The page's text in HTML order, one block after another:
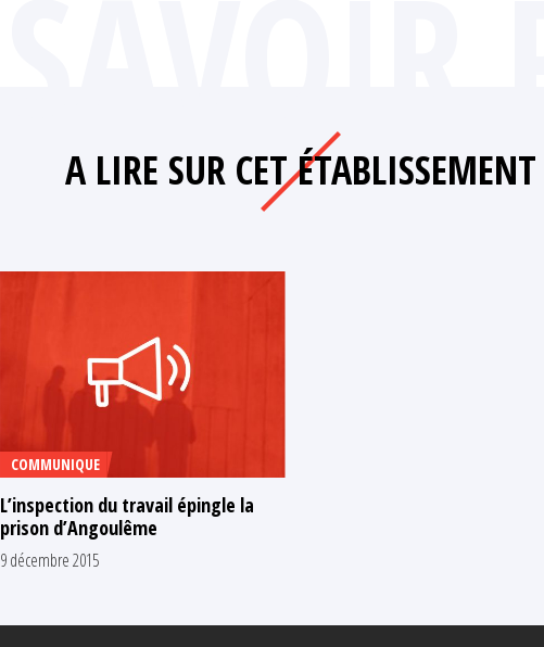
A LIRE SUR CET ÉTABLISSEMENT
COMMUNIQUE
L’inspection du travail épingle la
prison d’Angoulême
9 décembre 2015